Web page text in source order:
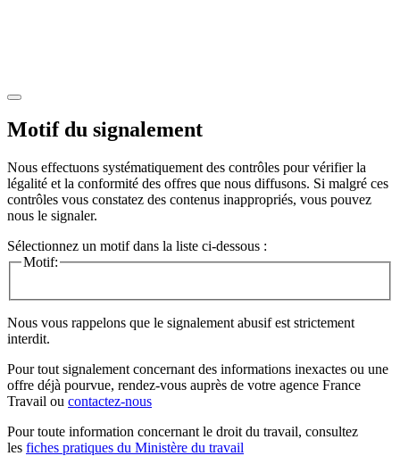
Motif du signalement
Nous effectuons systématiquement des contrôles pour vérifier la
légalité et la conformité des offres que nous diffusons. Si malgré ces
contrôles vous constatez des contenus inappropriés, vous pouvez
nous le signaler.
Sélectionnez un motif dans la liste ci-dessous :
Motif:
Nous vous rappelons que le signalement abusif est strictement
interdit.
Pour tout signalement concernant des informations inexactes ou une
offre déjà pourvue, rendez-vous auprès de votre agence France
Travail ou contactez-nous
Pour toute information concernant le droit du travail, consultez
les fiches pratiques du Ministère du travail